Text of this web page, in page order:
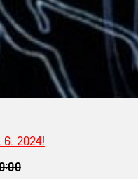
6. 2024!